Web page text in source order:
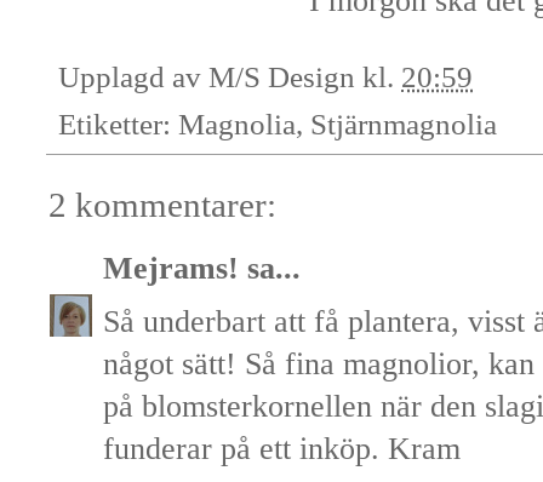
Upplagd av M/S Design kl. 20:59
Etiketter: Magnolia, Stjärnmagnolia
2 kommentarer:
Mejrams! sa...
Så underbart att få plantera, visst
något sätt! Så fina magnolior,
på blomsterkornellen när den
funderar på ett inköp. Kram